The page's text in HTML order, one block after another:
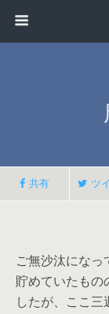
共有 ツ
ご無沙汰になっ
貯めていたもの
したが、ここ